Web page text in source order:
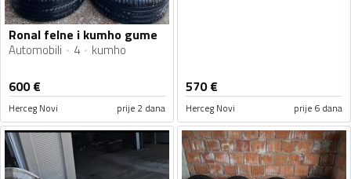
Ronal felne i kumho gume
Automobili 4 kumho
600€
Herceg Novi prije 2 dana
570€
Herceg Novi prije 6 dana